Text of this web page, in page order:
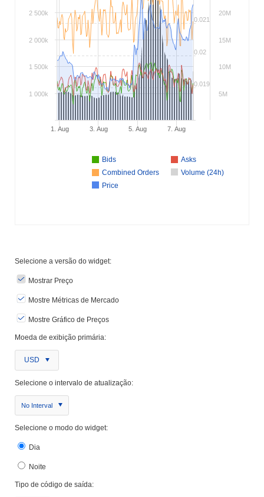
Bids
Asks
Combined Orders
Volume (24h)
Price
1. Aug 3. Aug 5. Aug 7. Aug
0.019
0.02
0.021
5M
10M
15M
20M
1 000k
1 500k
2 000k
2 500k
Selecione a versão do widget:
Mostrar Preço
Mostre Métricas de Mercado
Mostre Gráfico de Preços
Moeda de exibição primária:
USD
Selecione o intervalo de atualização:
No Interval
Selecione o modo do widget:
Dia
Noite
Tipo de código de saída: